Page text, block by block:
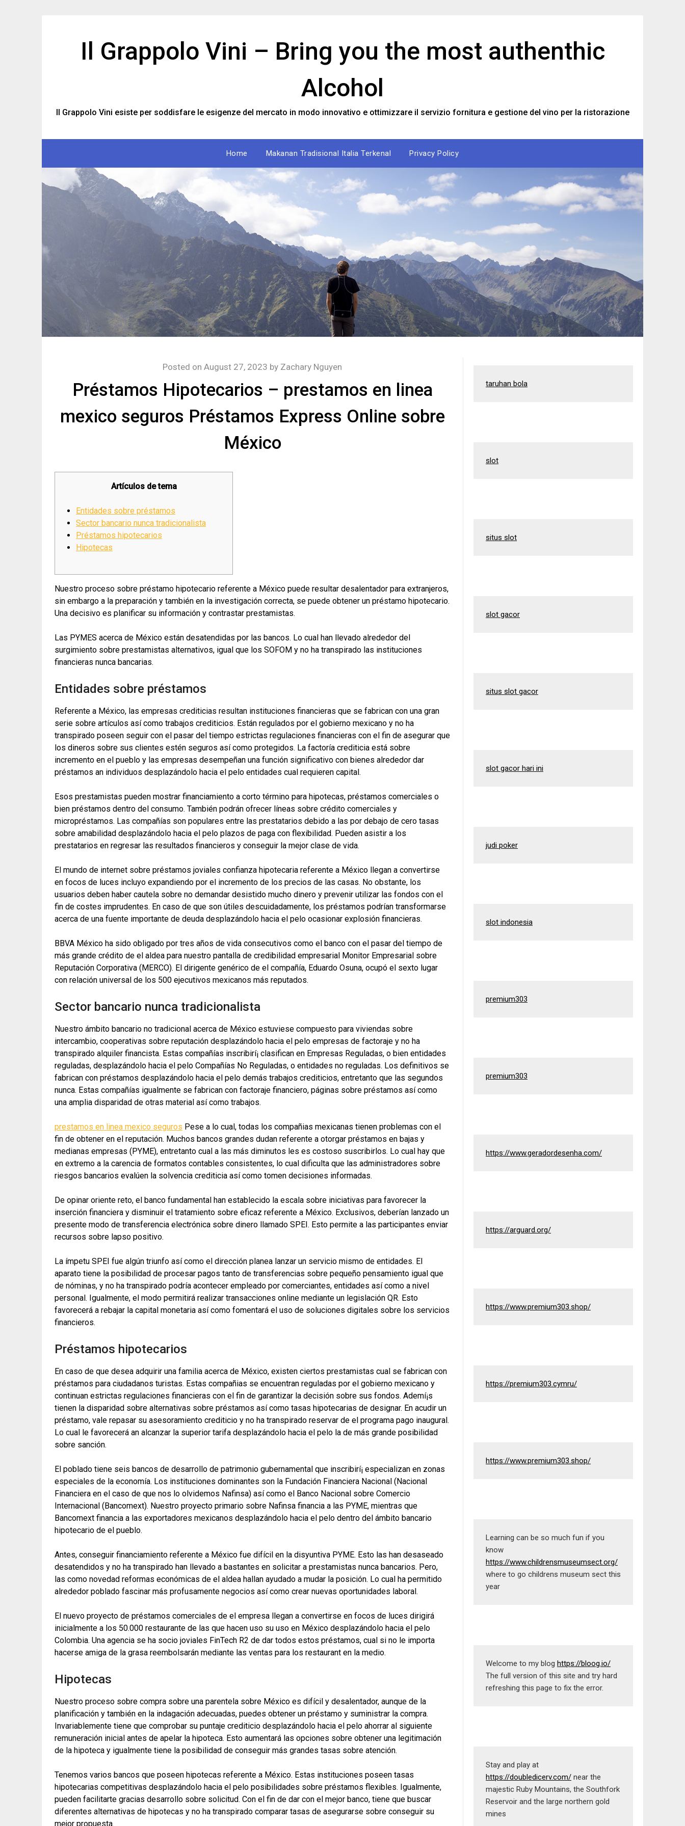
Il Grappolo Vini – Bring you the most authenthic
Alcohol
Il Grappolo Vini esiste per soddisfare le esigenze del mercato in modo innovativo e ottimizzare il servizio fornitura e gestione del vino per la ristorazione
Home Makanan Tradisional Italia Terkenal Privacy Policy
Préstamos Hipotecarios – prestamos en linea
mexico seguros Préstamos Express Online sobre
México
Posted on August 27, 2023 by Zachary Nguyen
Artículos de tema
Entidades sobre préstamos
Sector bancario nunca tradicionalista
Préstamos hipotecarios
Hipotecas
Nuestro proceso sobre préstamo hipotecario referente a México puede resultar desalentador para extranjeros,
sin embargo a la preparación y también en la investigación correcta, se puede obtener un préstamo hipotecario.
Una decisivo es planificar su información y contrastar prestamistas.
Las PYMES acerca de México están desatendidas por las bancos. Lo cual han llevado alrededor del
surgimiento sobre prestamistas alternativos, igual que los SOFOM y no ha transpirado las instituciones
financieras nunca bancarias.
Entidades sobre préstamos
Referente a México, las empresas crediticias resultan instituciones financieras que se fabrican con una gran
serie sobre artículos así­ como trabajos crediticios. Están regulados por el gobierno mexicano y no ha
transpirado poseen seguir con el pasar del tiempo estrictas regulaciones financieras con el fin de asegurar que
los dineros sobre sus clientes estén seguros así­ como protegidos. La factoría crediticia está sobre
incremento en el pueblo y las empresas desempeñan una función significativo con bienes alrededor dar
préstamos an individuos desplazándolo hacia el pelo entidades cual requieren capital.
Esos prestamistas pueden mostrar financiamiento a corto término para hipotecas, préstamos comerciales o
bien préstamos dentro del consumo. También podrán ofrecer líneas sobre crédito comerciales y
micropréstamos. Las compañías son populares entre las prestatarios debido a las por debajo de cero tasas
sobre amabilidad desplazándolo hacia el pelo plazos de paga con flexibilidad. Pueden asistir a los
prestatarios en regresar las resultados financieros y conseguir la mejor clase de vida.
El mundo de internet sobre préstamos joviales confianza hipotecaria referente a México llegan a convertirse
en focos de luces incluyo expandiendo por el incremento de los precios de las casas. No obstante, los
usuarios deben haber cautela sobre no demandar desistido mucho dinero y prevenir utilizar las fondos con el
fin de costes imprudentes. En caso de que son útiles descuidadamente, los préstamos podrían transformarse
acerca de una fuente importante de deuda desplazándolo hacia el pelo ocasionar explosión financieras.
BBVA México ha sido obligado por tres años de vida consecutivos como el banco con el pasar del tiempo de
más grande crédito de el aldea para nuestro pantalla de credibilidad empresarial Monitor Empresarial sobre
Reputación Corporativa (MERCO). El dirigente genérico de el compañía, Eduardo Osuna, ocupó el sexto lugar
con relación universal de los 500 ejecutivos mexicanos más reputados.
Sector bancario nunca tradicionalista
Nuestro ámbito bancario no tradicional acerca de México estuviese compuesto para viviendas sobre
intercambio, cooperativas sobre reputación desplazándolo hacia el pelo empresas de factoraje y no ha
transpirado alquiler financista. Estas compañías inscribirí¡ clasifican en Empresas Reguladas, o bien entidades
reguladas, desplazándolo hacia el pelo Compañías No Reguladas, o entidades no reguladas. Los definitivos se
fabrican con préstamos desplazándolo hacia el pelo demás trabajos crediticios, entretanto que las segundos
nunca. Estas compañías igualmente se fabrican con factoraje financiero, páginas sobre préstamos así­ como
una amplia disparidad de otras material así­ como trabajos.
prestamos en linea mexico seguros Pese a lo cual, todas los compañias mexicanas tienen problemas con el
fin de obtener en el reputación. Muchos bancos grandes dudan referente a otorgar préstamos en bajas y
medianas empresas (PYME), entretanto cual a las más diminutos les es costoso suscribirlos. Lo cual hay que
en extremo a la carencia de formatos contables consistentes, lo cual dificulta que las administradores sobre
riesgos bancarios evalúen la solvencia crediticia así­ como tomen decisiones informadas.
De opinar oriente reto, el banco fundamental han establecido la escala sobre iniciativas para favorecer la
inserción financiera y disminuir el tratamiento sobre eficaz referente a México. Exclusivos, deberían lanzado un
presente modo de transferencia electrónica sobre dinero llamado SPEI. Esto permite a las participantes enviar
recursos sobre lapso positivo.
La ímpetu SPEI fue algún triunfo así­ como el dirección planea lanzar un servicio mismo de entidades. El
aparato tiene la posibilidad de procesar pagos tanto de transferencias sobre pequeño pensamiento igual que
de nóminas, y no ha transpirado podría acontecer empleado por comerciantes, entidades así­ como a nivel
personal. Igualmente, el modo permitirá realizar transacciones online mediante un legislación QR. Esto
favorecerá a rebajar la capital monetaria así­ como fomentará el uso de soluciones digitales sobre los servicios
financieros.
Préstamos hipotecarios
En caso de que desea adquirir una familia acerca de México, existen ciertos prestamistas cual se fabrican con
préstamos para ciudadanos turistas. Estas compañias se encuentran reguladas por el gobierno mexicano y
continuan estrictas regulaciones financieras con el fin de garantizar la decisión sobre sus fondos. Ademí¡s
tienen la disparidad sobre alternativas sobre préstamos así­ como tasas hipotecarias de designar. En acudir un
préstamo, vale repasar su asesoramiento crediticio y no ha transpirado reservar de el programa pago inaugural.
Lo cual le favorecerá an alcanzar la superior tarifa desplazándolo hacia el pelo la de más grande posibilidad
sobre sanción.
El poblado tiene seis bancos de desarrollo de patrimonio gubernamental que inscribirí¡ especializan en zonas
especiales de la economía. Los instituciones dominantes son la Fundación Financiera Nacional (Nacional
Financiera en el caso de que nos lo olvidemos Nafinsa) así­ como el Banco Nacional sobre Comercio
Internacional (Bancomext). Nuestro proyecto primario sobre Nafinsa financia a las PYME, mientras que
Bancomext financia a las exportadores mexicanos desplazándolo hacia el pelo dentro del ámbito bancario
hipotecario de el pueblo.
Antes, conseguir financiamiento referente a México fue difícil en la disyuntiva PYME. Esto las han desaseado
desatendidos y no ha transpirado han llevado a bastantes en solicitar a prestamistas nunca bancarios. Pero,
las como novedad reformas económicas de el aldea hallan ayudado a mudar la posición. Lo cual ha permitido
alrededor poblado fascinar más profusamente negocios así­ como crear nuevas oportunidades laboral.
El nuevo proyecto de préstamos comerciales de el empresa llegan a convertirse en focos de luces dirigirá
inicialmente a los 50.000 restaurante de las que hacen uso su uso en México desplazándolo hacia el pelo
Colombia. Una agencia se ha socio joviales FinTech R2 de dar todos estos préstamos, cual si no le importa
hacerse amiga de la grasa reembolsarán mediante las ventas para los restaurant en la medio.
Hipotecas
Nuestro proceso sobre compra sobre una parentela sobre México es difícil y desalentador, aunque de la
planificación y también en la indagación adecuadas, puedes obtener un préstamo y suministrar la compra.
Invariablemente tiene que comprobar su puntaje crediticio desplazándolo hacia el pelo ahorrar al siguiente
remuneración inicial antes de apelar la hipoteca. Esto aumentará las opciones sobre obtener una legitimación
de la hipoteca y igualmente tiene la posibilidad de conseguir más grandes tasas sobre atención.
Tenemos varios bancos que poseen hipotecas referente a México. Estas instituciones poseen tasas
hipotecarias competitivas desplazándolo hacia el pelo posibilidades sobre préstamos flexibles. Igualmente,
pueden facilitarte gracias desarrollo sobre solicitud. Con el fin de dar con el mejor banco, tiene que buscar
diferentes alternativas de hipotecas y no ha transpirado comparar tasas de asegurarse sobre conseguir su
mejor propuesta.
taruhan bola
slot
situs slot
slot gacor
situs slot gacor
slot gacor hari ini
judi poker
slot indonesia
premium303
premium303
https://www.geradordesenha.com/
https://arguard.org/
https://www.premium303.shop/
https://premium303.cymru/
https://www.premium303.shop/
Learning can be so much fun if you
https://www.childrensmuseumsect.org/
where to go childrens museum sect this
year
Welcome to my blog https://bloog.io/
The full version of this site and try hard
refreshing this page to fix the error.
https://doubledicerv.com/ near the
majestic Ruby Mountains, the Southfork
Reservoir and the large northern gold
mines